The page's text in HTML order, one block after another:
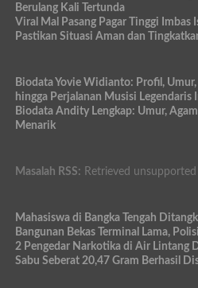
Berulang Kali Tertunda
Viral Mal Pasang Pagar Tinggi Imbas
Pastikan Situasi Aman dan
Biodata Yovie Widianto: Profil,
hingga Perjalanan Musisi Legendaris
Biodata Andity Lengkap: Umur,
Menarik
Masalah RSS: Retrieved
Mahasiswa di Bangka Tengah
Bangunan Bekas Terminal Lama,
2 Pengedar Narkotika di Air Lintang
Sabu Seberat 20,47 Gram Berhasil